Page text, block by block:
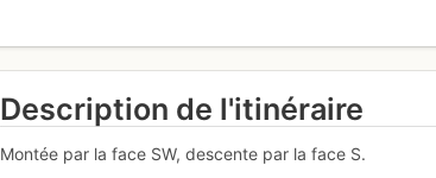
Description de l'itinéraire
Montée par la face SW, descente par la face S.